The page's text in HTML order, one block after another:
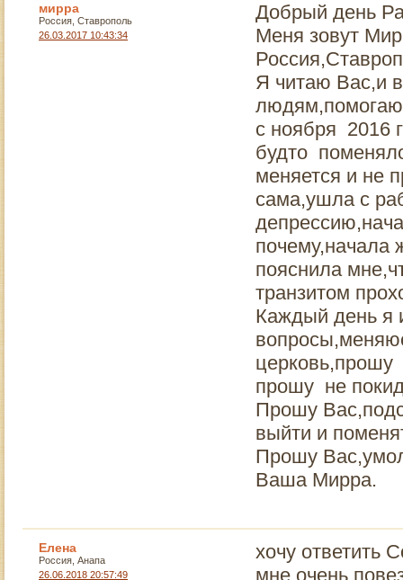
мирра
Россия, Ставрополь
26.03.2017 10:43:34
Добрый день
Меня зовут
Я читаю Вас,и
с ноября 2016
будто
меняется и не
сама,ушла с
почему,начала
пояснила
транзитом
Каждый день я
прошу не
Прошу
выйти и
Прошу
Ваша Мирра.
Елена
Россия, Анапа
26.06.2018 20:57:49
хочу ответить
мне очень